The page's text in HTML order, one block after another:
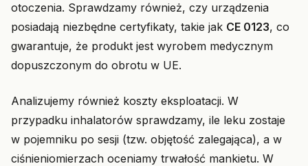
otoczenia. Sprawdzamy również, czy urządzenia
posiadają niezbędne certyfikaty, takie jak CE 0123, co
gwarantuje, że produkt jest wyrobem medycznym
dopuszczonym do obrotu w UE.
Analizujemy również koszty eksploatacji. W
przypadku inhalatorów sprawdzamy, ile leku zostaje
w pojemniku po sesji (tzw. objętość zalegająca), a w
ciśnieniomierzach oceniamy trwałość mankietu. W